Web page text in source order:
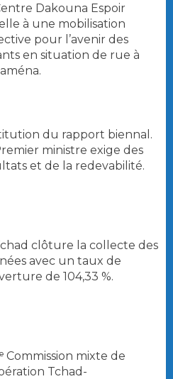
Dakouna Espoir
à une mobilisation
pour l’avenir des
en situation de rue à
du rapport biennal.
ministre exige des
et de la redevabilité.
clôture la collecte des
avec un taux de
de 104,33 %.
Commission mixte de
Tchad-